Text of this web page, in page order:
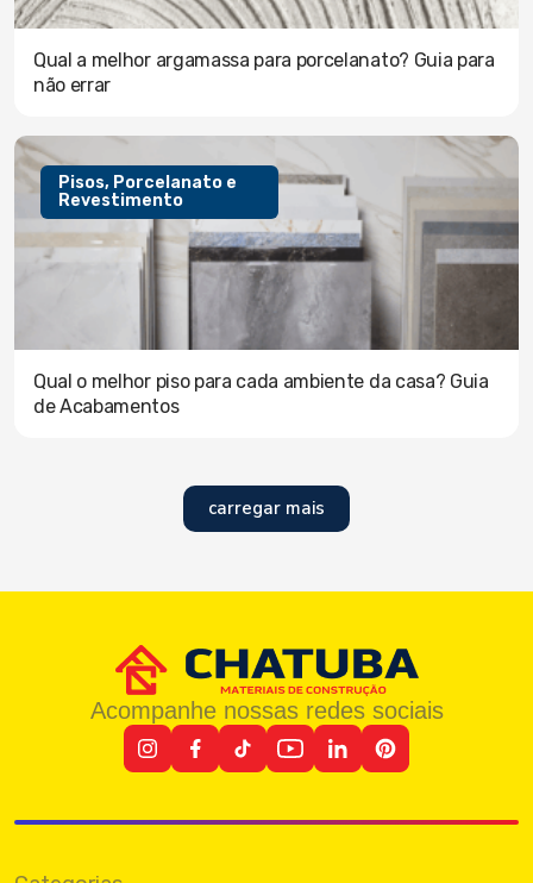
Qual a melhor argamassa para porcelanato? Guia para
não errar
Pisos, Porcelanato e
Revestimento
Qual o melhor piso para cada ambiente da casa? Guia
de Acabamentos
carregar mais
Acompanhe nossas redes sociais